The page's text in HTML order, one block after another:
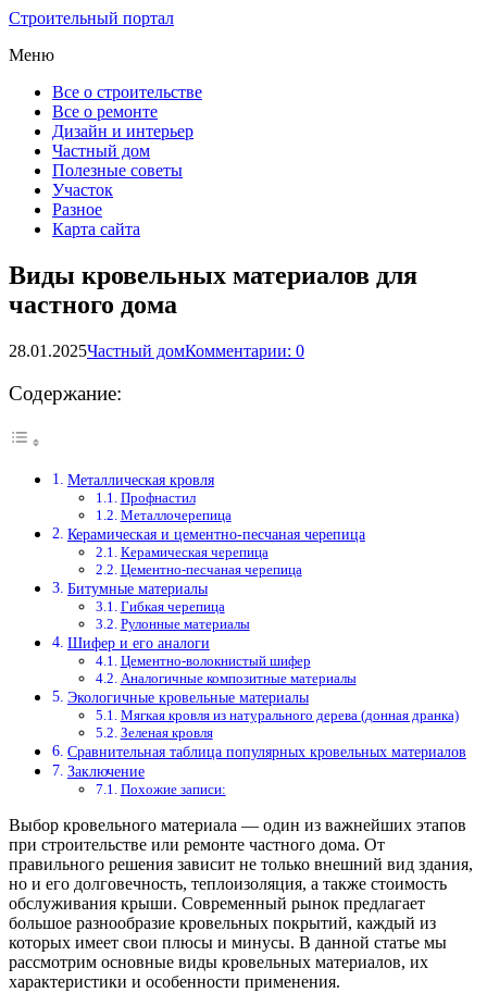
Строительный портал
Меню
Все о строительстве
Все о ремонте
Дизайн и интерьер
Частный дом
Полезные советы
Участок
Разное
Карта сайта
Виды кровельных материалов для
частного дома
28.01.2025Частный домКомментарии: 0
Содержание:
Металлическая кровля
Профнастил
Металлочерепица
Керамическая и цементно-песчаная черепица
Керамическая черепица
Цементно-песчаная черепица
Битумные материалы
Гибкая черепица
Рулонные материалы
Шифер и его аналоги
Цементно-волокнистый шифер
Аналогичные композитные материалы
Экологичные кровельные материалы
Мягкая кровля из натурального дерева (донная дранка)
Зеленая кровля
Сравнительная таблица популярных кровельных материалов
Заключение
Похожие записи:
Выбор кровельного материала — один из важнейших этапов
при строительстве или ремонте частного дома. От
правильного решения зависит не только внешний вид здания,
но и его долговечность, теплоизоляция, а также стоимость
обслуживания крыши. Современный рынок предлагает
большое разнообразие кровельных покрытий, каждый из
которых имеет свои плюсы и минусы. В данной статье мы
рассмотрим основные виды кровельных материалов, их
характеристики и особенности применения.